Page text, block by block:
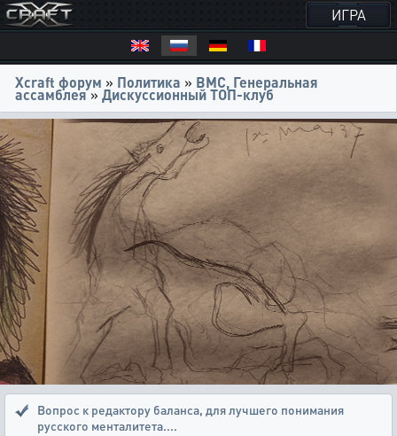
ИГРА
Xcraft форум » Политика » ВМС, Генеральная
ассамблея» Дискуссионный ТОП-клуб
Вопрос к редактору баланса, для лучшего понимания
русского менталитета....